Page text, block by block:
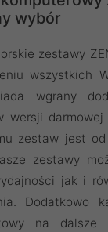
wybór
zestawy
wszystkich
wgrany
wersji
zestaw jest
zestawy
jak i
Dodatkowo
na dalsze